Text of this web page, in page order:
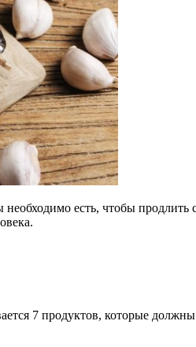
есть, чтобы
7 продуктов, которые